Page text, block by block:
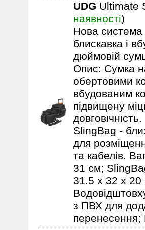
UDG Ultimate
наявності)
Нова система
блискавка і
дюймовій
Опис: Сумка
обертовими
вбудованим
підвищену
SlingBag -
для
та кабелів.
31 см;
31.5 x 32 x 20
з ПВХ для
перенесення;